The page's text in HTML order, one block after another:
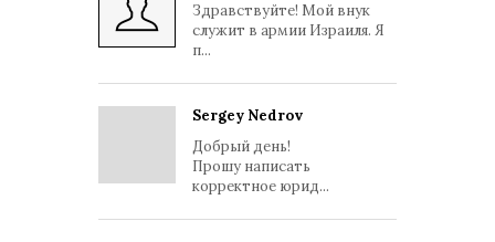
Здравствуйте! Мой внук
служит в армии Израиля. Я
п...
Sergey Nedrov
Добрый день!
Прошу написать
корректное юрид...